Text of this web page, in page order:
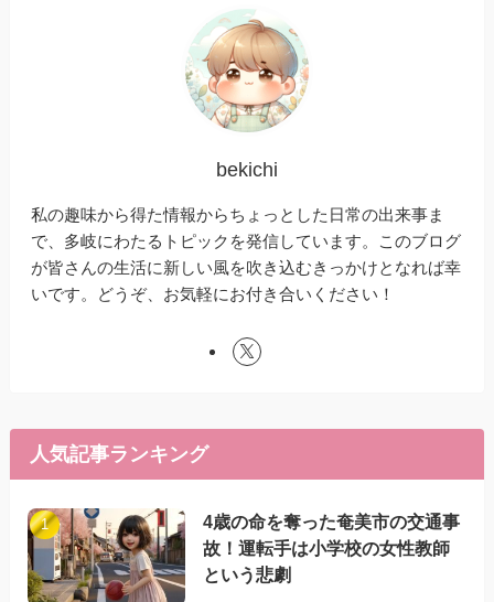
bekichi
私の趣味から得た情報からちょっとした日常の出来事ま
で、多岐にわたるトピックを発信しています。このブログ
が皆さんの生活に新しい風を吹き込むきっかけとなれば幸
いです。どうぞ、お気軽にお付き合いください！
人気記事ランキング
4歳の命を奪った奄美市の交通事
故！運転手は小学校の女性教師
という悲劇